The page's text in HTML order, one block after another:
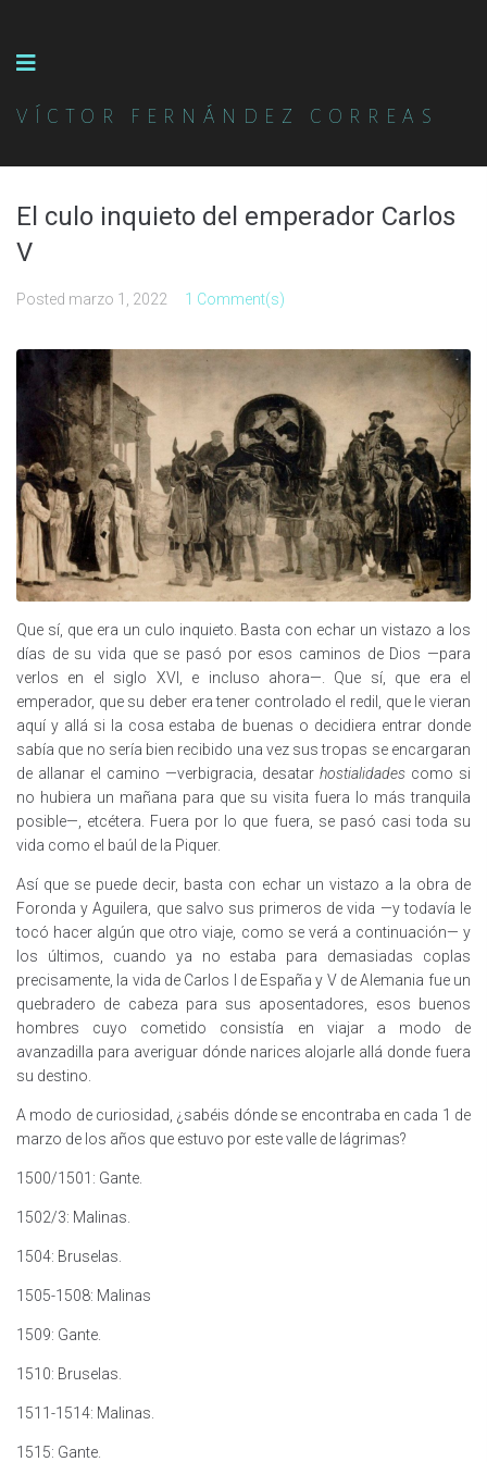
VÍCTOR FERNÁNDEZ CORREAS
El culo inquieto del emperador Carlos
V
Posted marzo 1, 2022 1 Comment(s)
Que sí, que era un culo inquieto. Basta con echar un vistazo a los
días de su vida que se pasó por esos caminos de Dios —para
verlos en el siglo XVI, e incluso ahora—. Que sí, que era el
emperador, que su deber era tener controlado el redil, que le vieran
aquí y allá si la cosa estaba de buenas o decidiera entrar donde
sabía que no sería bien recibido una vez sus tropas se encargaran
de allanar el camino —verbigracia, desatar hostialidades como si
no hubiera un mañana para que su visita fuera lo más tranquila
posible—, etcétera. Fuera por lo que fuera, se pasó casi toda su
vida como el baúl de la Piquer.
Así que se puede decir, basta con echar un vistazo a la obra de
Foronda y Aguilera, que salvo sus primeros de vida —y todavía le
tocó hacer algún que otro viaje, como se verá a continuación— y
los últimos, cuando ya no estaba para demasiadas coplas
precisamente, la vida de Carlos I de España y V de Alemania fue un
quebradero de cabeza para sus aposentadores, esos buenos
hombres cuyo cometido consistía en viajar a modo de
avanzadilla para averiguar dónde narices alojarle allá donde fuera
su destino.
A modo de curiosidad, ¿sabéis dónde se encontraba en cada 1 de
marzo de los años que estuvo por este valle de lágrimas?
1500/1501: Gante.
1502/3: Malinas.
1504: Bruselas.
1505-1508: Malinas
1509: Gante.
1510: Bruselas.
1511-1514: Malinas.
1515: Gante.